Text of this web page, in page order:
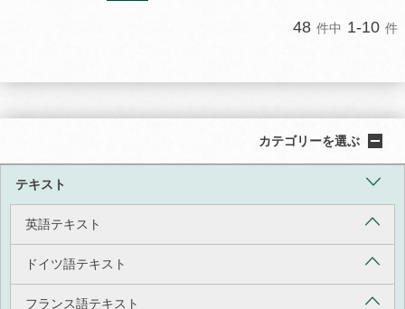
48 件中 1-10 件
カテゴリーを選ぶ
テキスト
英語テキスト
ドイツ語テキスト
フランス語テキスト